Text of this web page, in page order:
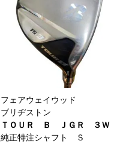
フェアウェイウッド
ブリヂストン
ＴＯＵＲ Ｂ ＪＧＲ ３Ｗ
純正特注シャフト Ｓ